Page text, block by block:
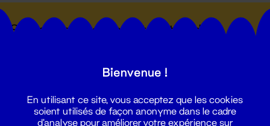
Suivez toutes les actualités du
Bienvenue !
En utilisant ce site, vous acceptez que les cookies
soient utilisés de façon anonyme dans le cadre
d'analyse pour améliorer votre expérience sur